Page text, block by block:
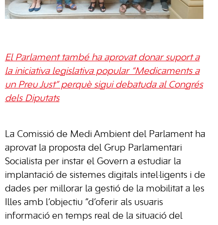
El Parlament també ha aprovat donar suport a
la iniciativa legislativa popular “Medicaments a
un Preu Just” perquè sigui debatuda al Congrés
dels Diputats
La Comissió de Medi Ambient del Parlament ha
aprovat la proposta del Grup Parlamentari
Socialista per instar el Govern a estudiar la
implantació de sistemes digitals intel·ligents i de
dades per millorar la gestió de la mobilitat a les
Illes amb l’objectiu “d’oferir als usuaris
informació en temps real de la situació del